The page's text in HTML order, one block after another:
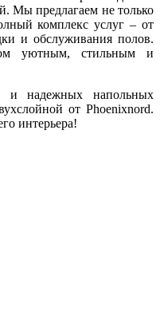
Мы предлагаем не только
комплекс услуг – от
и обслуживания полов.
уютным, стильным и
и надежных напольных
от Phoenixnord.
интерьера!